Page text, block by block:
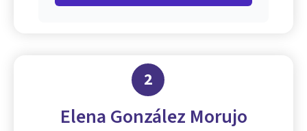
2
Elena González Morujo